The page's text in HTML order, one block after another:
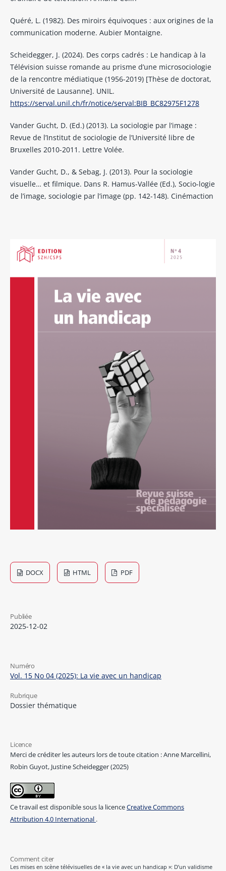
Quéré, L. (1982). Des miroirs équivoques : aux origines de la
communication moderne. Aubier Montaigne.
Scheidegger, J. (2024). Des corps cadrés : Le handicap à la
Télévision suisse romande au prisme d’une microsociologie
de la rencontre médiatique (1956-2019) [Thèse de doctorat,
Université de Lausanne]. UNIL.
https://serval.unil.ch/fr/notice/serval:BIB_BC82975F1278
Vander Gucht, D. (Ed.) (2013). La sociologie par l’image :
Revue de l’Institut de sociologie de l’Université libre de
Bruxelles 2010-2011. Lettre Volée.
Vander Gucht, D., & Sebag, J. (2013). Pour la sociologie
visuelle… et filmique. Dans R. Hamus-Vallée (Ed.), Socio-logie
de l’image, sociologie par l’image (pp. 142-148). Cinémaction
DOCX HTML PDF
Publiée
2025-12-02
Numéro
Vol. 15 No 04 (2025): La vie avec un handicap
Rubrique
Dossier thématique
Licence
Merci de créditer les auteurs lors de toute citation : Anne Marcellini,
Robin Guyot, Justine Scheidegger (2025)
Ce travail est disponible sous la licenceCreative Commons
Attribution 4.0 International .
Comment citer
Les mises en scène télévisuelles de « la vie avec un handicap »: D’un validisme